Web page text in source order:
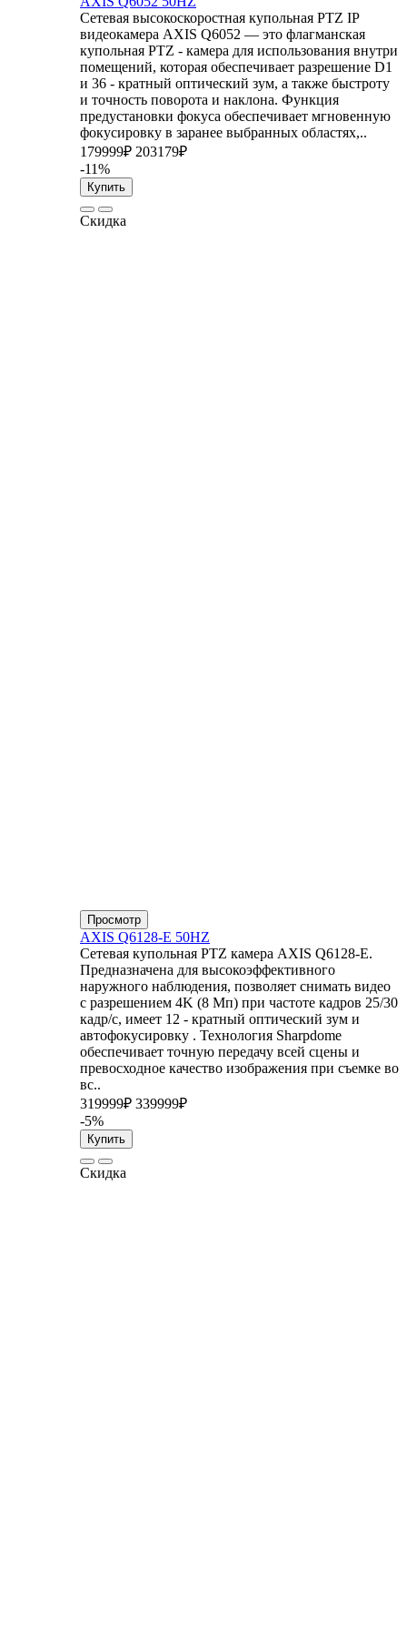
Сетевая высокоскоростная купольная PTZ IP
видеокамера AXIS Q6052 — это флагманская
купольная PTZ - камера для использования внутри
помещений, которая обеспечивает разрешение D1
и 36 - кратный оптический зум, а также быстроту
и точность поворота и наклона. Функция
предустановки фокуса обеспечивает мгновенную
фокусировку в заранее выбранных областях,..
179999₽ 203179₽
-11%
Купить
Скидка
Просмотр
AXIS Q6128-E 50HZ
Сетевая купольная PTZ камера AXIS Q6128-E.
Предназначена для высокоэффективного
наружного наблюдения, позволяет снимать видео
с разрешением 4K (8 Мп) при частоте кадров 25/30
кадр/с, имеет 12 - кратный оптический зум и
автофокусировку . Технология Sharpdome
обеспечивает точную передачу всей сцены и
превосходное качество изображения при съемке во
вс..
319999₽ 339999₽
-5%
Купить
Скидка